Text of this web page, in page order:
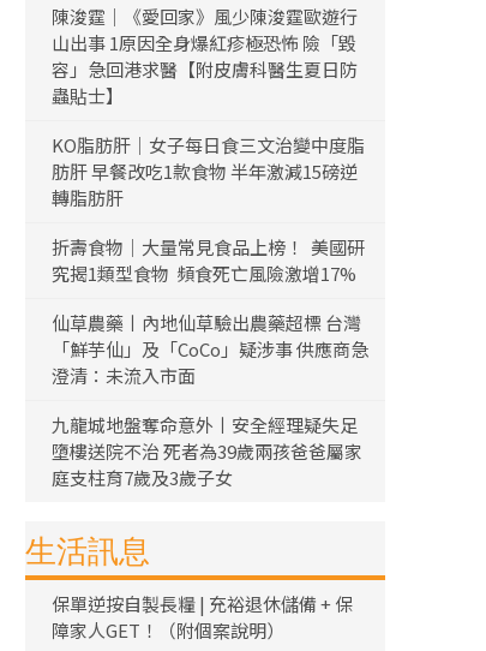
陳浚霆｜《愛回家》風少陳浚霆歐遊行
山出事 1原因全身爆紅疹極恐怖 險「毀
容」急回港求醫【附皮膚科醫生夏日防
蟲貼士】
KO脂肪肝｜女子每日食三文治變中度脂
肪肝 早餐改吃1款食物 半年激減15磅逆
轉脂肪肝
折壽食物｜大量常見食品上榜！ 美國研
究揭1類型食物 頻食死亡風險激增17%
仙草農藥丨內地仙草驗出農藥超標 台灣
「鮮芋仙」及「CoCo」疑涉事 供應商急
澄清：未流入市面
九龍城地盤奪命意外丨安全經理疑失足
墮樓送院不治 死者為39歲兩孩爸爸屬家
庭支柱育7歲及3歲子女
生活訊息
保單逆按自製長糧 | 充裕退休儲備 + 保
障家人GET！（附個案說明）